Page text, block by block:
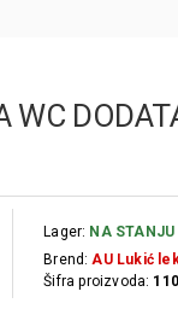
WC
Lager: NA STANJU
Brend: AU Lukić
Šifra proizvoda: